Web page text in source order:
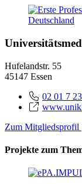
Hufelandstr. 55
45147 Essen
02 01 7
Zum Mitgliedsprofil
Projekte zum